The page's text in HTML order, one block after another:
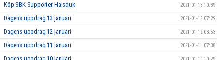
Köp SBK Supporter Halsduk 2021-01-13 10:39
Dagens uppdrag 13 januari 2021-01-13 07:29
Dagens uppdrag 12 januari 2021-01-12 08:53
Dagens uppdrag 11 januari 2021-01-11 07:38
Dagens uppdrag 10 januari 2021-01-10 10:29